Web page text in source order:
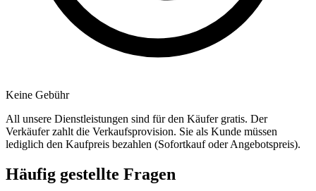
Keine Gebühr
All unsere Dienstleistungen sind für den Käufer gratis. Der
Verkäufer zahlt die Verkaufsprovision. Sie als Kunde müssen
lediglich den Kaufpreis bezahlen (Sofortkauf oder Angebotspreis).
Häufig gestellte Fragen